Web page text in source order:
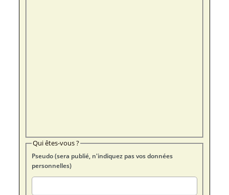
Qui êtes-vous ?
Pseudo (sera publié, n'indiquez pas vos données
personnelles)